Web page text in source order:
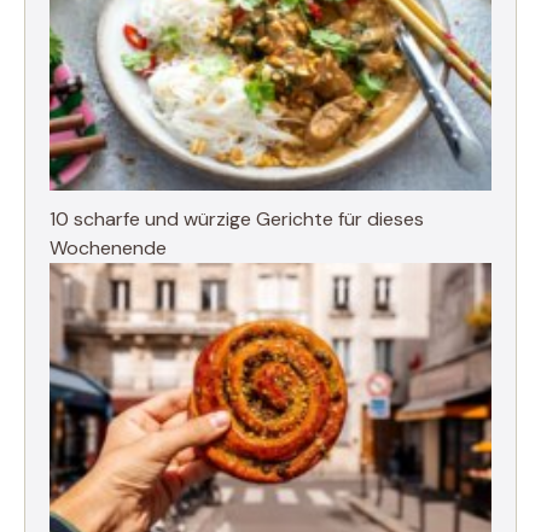
10 scharfe und würzige Gerichte für dieses
Wochenende